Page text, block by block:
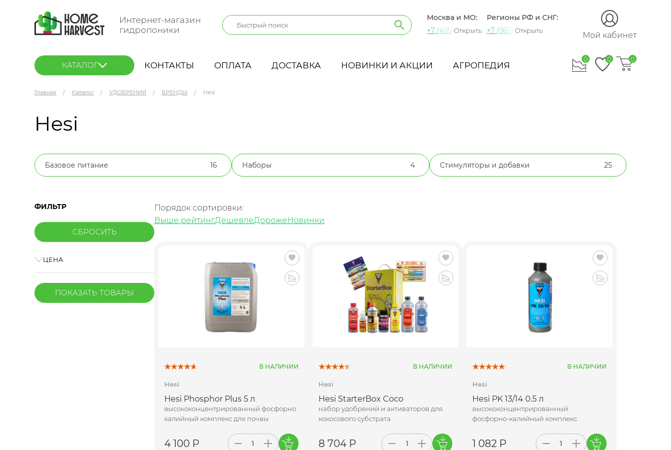
Интернет-магазин
гидропоники
Москва и МО:
+7 (495) 721-60-15
Открыть
Регионы РФ и СНГ:
+7 (965) 420-10-10
Открыть Мой кабинет
КАТАЛОГ КОНТАКТЫ ОПЛАТА ДОСТАВКА НОВИНКИ И АКЦИИ АГРОПЕДИЯ
0 0 0
Главная Каталог УДОБРЕНИЯ БРЕНДЫ Hesi
Hesi
Базовое питание 16 Наборы 4 Стимуляторы и добавки 25
ФИЛЬТР
ЦЕНА
ПОКАЗАТЬ ТОВАРЫ
Порядок сортировки:
Выше рейтингДешевлеДорожеНовинки
В НАЛИЧИИ
Hesi
Hesi Phosphor Plus 5 л
высококонцентрированный фосфорно
калийный комплекс для почвы
4 100 Р
В НАЛИЧИИ
Hesi
Hesi StarterBox Coco
набор удобрений и активаторов для
кокосового субстрата
8 704 Р
В НАЛИЧИИ
Hesi
Hesi PK 13/14 0.5 л
высококонцентрированный
фосфорно-калийный комплекс
1 082 Р